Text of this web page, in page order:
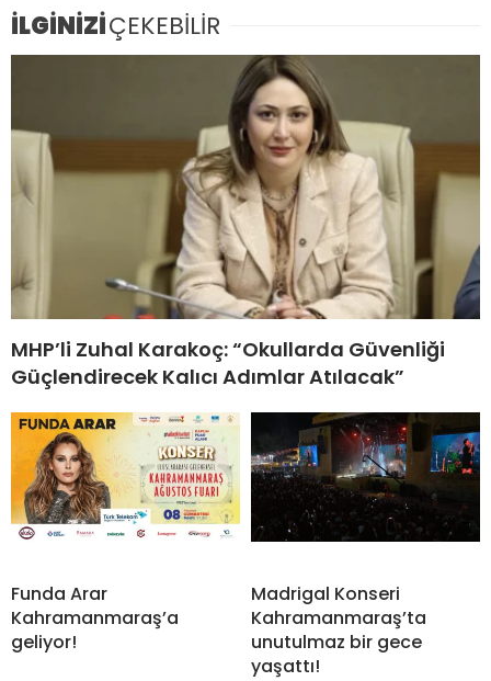
İLGİNİZİÇEKEBİLİR
MHP’li Zuhal Karakoç: “Okullarda Güvenliği
Güçlendirecek Kalıcı Adımlar Atılacak”
Funda Arar
Kahramanmaraş’a
geliyor!
Madrigal Konseri
Kahramanmaraş’ta
unutulmaz bir gece
yaşattı!